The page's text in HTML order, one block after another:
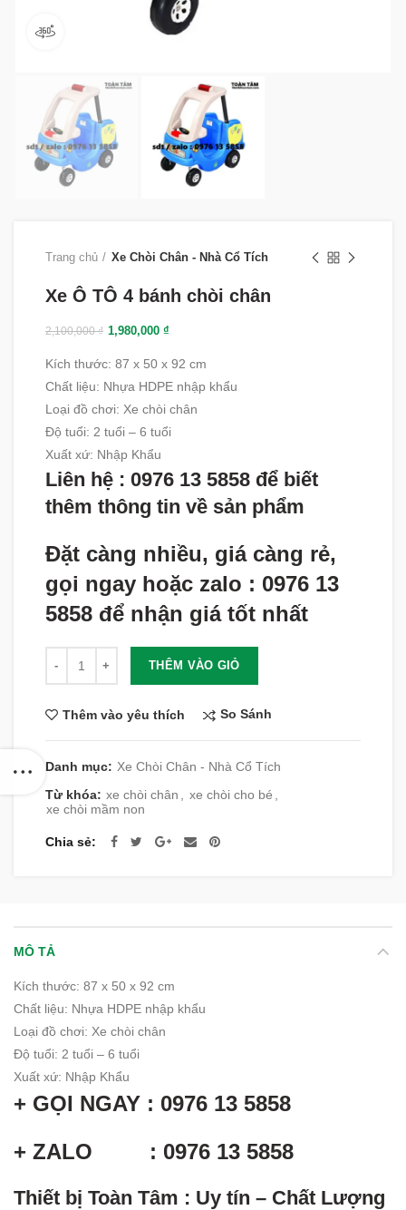
360 product view
Trang chủ Xe Chòi Chân - Nhà Cổ Tích
Xe Ô TÔ 4 bánh chòi chân
2,100,000₫ 1,980,000 ₫
Kích thước: 87 x 50 x 92 cm
Chất liệu: Nhựa HDPE nhập khẩu
Loại đồ chơi: Xe chòi chân
Độ tuổi: 2 tuổi – 6 tuổi
Xuất xứ: Nhập Khẩu
Liên hệ : 0976 13 5858 để biết
thêm thông tin về sản phẩm
Đặt càng nhiều, giá càng rẻ,
gọi ngay hoặc zalo : 0976 13
5858 để nhận giá tốt nhất
THÊM VÀO GIỎ
Thêm vào yêu thích So Sánh
Danh mục: Xe Chòi Chân - Nhà Cổ Tích
Từ khóa: xe chòi chân xe chòi cho bé
xe chòi mầm non
Chia sẻ
MÔ TẢ
Kích thước: 87 x 50 x 92 cm
Chất liệu: Nhựa HDPE nhập khẩu
Loại đồ chơi: Xe chòi chân
Độ tuổi: 2 tuổi – 6 tuổi
Xuất xứ: Nhập Khẩu
+ GỌI NGAY : 0976 13 5858
+ ZALO : 0976 13 5858
Thiết bị Toàn Tâm : Uy tín – Chất Lượng